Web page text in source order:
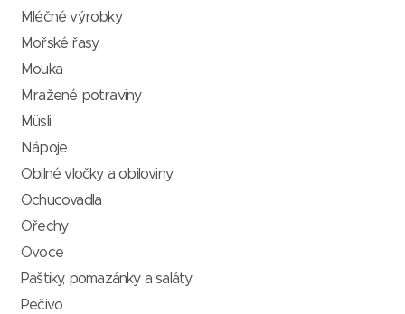
Mléčné výrobky
Mořské řasy
Mouka
Mražené potraviny
Müsli
Nápoje
Obilné vločky a obiloviny
Ochucovadla
Ořechy
Ovoce
Paštiky, pomazánky a saláty
Pečivo